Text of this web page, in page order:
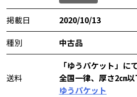
掲載日
2020/10/13
種別
中古品
送料
「ゆうパケット」に
全国一律、厚さ2㎝以
ゆうパケット